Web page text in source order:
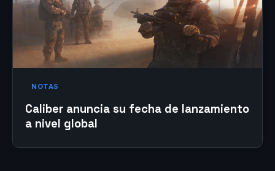
NOTAS
Caliber anuncia su fecha de lanzamiento
a nivel global